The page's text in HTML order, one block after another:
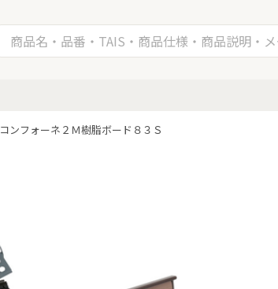
コンフォーネ２Ｍ樹脂ボード８３Ｓ